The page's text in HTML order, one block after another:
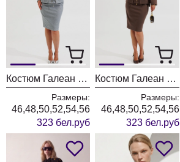
Костюм Галеан Cтиль 961 серый
Размеры:
46,48,50,52,54,56
323 бел.руб
Костюм Галеан Cтиль 961 коричневый
Размеры:
46,48,50,52,54,56
323 бел.руб